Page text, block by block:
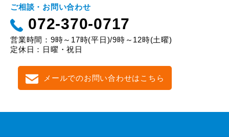
ご相談・お問い合わせ
072-370-0717
営業時間：9時～17時(平日)/9時～12時(土曜)
定休日：日曜・祝日
メールでのお問い合わせはこちら